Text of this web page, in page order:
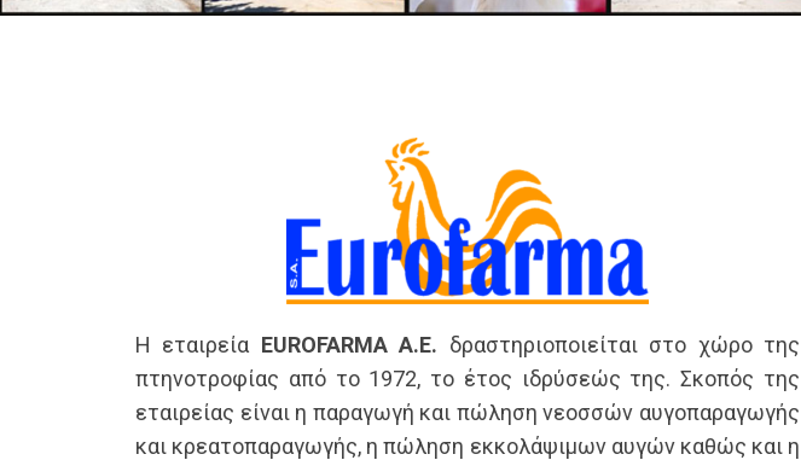
Νεοσσοί Αυγοπαραγωγής
Πουλάδες Αυγοπαραγωγής
Τομέας Κρεατοπαραγωγής
Βιολογικής/Χωρικής Εκτροφής
Συμβατικής Εκτροφής
Ζωοτροφές
Βελτιωτικά Εδάφους
Εξωτερικοί Σύνδεσμοι
Χρήσιμα Έγγραφα
Αποστολές Βιογραφικών
Η εταιρεία EUROFARMA A.E. δραστηριοποιείται στο χώρο της
πτηνοτροφίας από το 1972, το έτος ιδρύσεώς της. Σκοπός της
εταιρείας είναι η παραγωγή και πώληση νεοσσών αυγοπαραγωγής
και κρεατοπαραγωγής, η πώληση εκκολάψιμων αυγών καθώς και η